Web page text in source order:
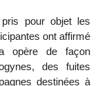
pour objet les
ont affirmé
opère de façon
des fuites
destinées à